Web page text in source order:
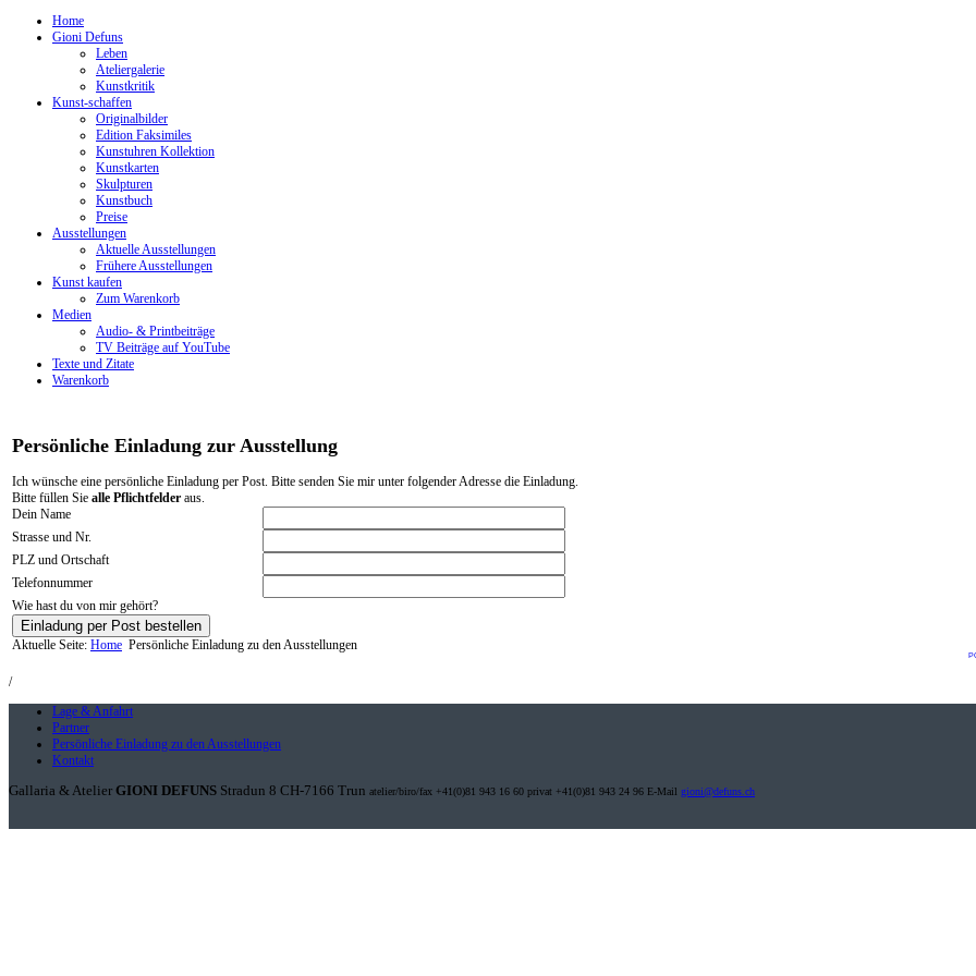
Home
Gioni Defuns
Leben
Ateliergalerie
Kunstkritik
Kunst-schaffen
Originalbilder
Edition Faksimiles
Kunstuhren Kollektion
Kunstkarten
Skulpturen
Kunstbuch
Preise
Ausstellungen
Aktuelle Ausstellungen
Frühere Ausstellungen
Kunst kaufen
Zum Warenkorb
Medien
Audio- & Printbeiträge
TV Beiträge auf YouTube
Texte und Zitate
Warenkorb
Persönliche Einladung zur Ausstellung
Ich wünsche eine persönliche Einladung per Post. Bitte senden Sie mir unter folgender Adresse die Einladung.
Bitte füllen Sie alle Pflichtfelder aus.
Dein Name
Strasse und Nr.
PLZ und Ortschaft
Telefonnummer
Wie hast du von mir gehört?
Einladung per Post bestellen
Aktuelle Seite: Home Persönliche Einladung zu den Ausstellungen
/
Lage & Anfahrt
Partner
Persönliche Einladung zu den Ausstellungen
Kontakt
Gallaria & Atelier GIONI DEFUNS Stradun 8 CH-7166 Trun atelier/biro/fax +41(0)81 943 16 60 privat +41(0)81 943 24 96 E-Mail gioni@defuns.ch